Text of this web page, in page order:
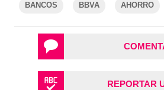
BANCOS BBVA AHORRO
REPORTAR